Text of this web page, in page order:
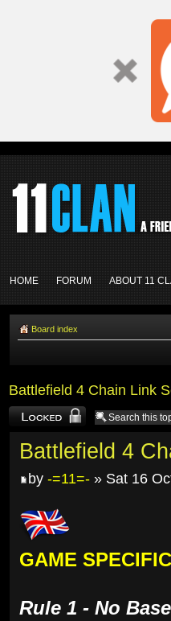
HOME FORUM ABOUT 11
Board index
Battlefield 4 Chain Link
Topic locked
Battlefield 4
by -=11=- » Sat 16
GAME
Rule 1 - No